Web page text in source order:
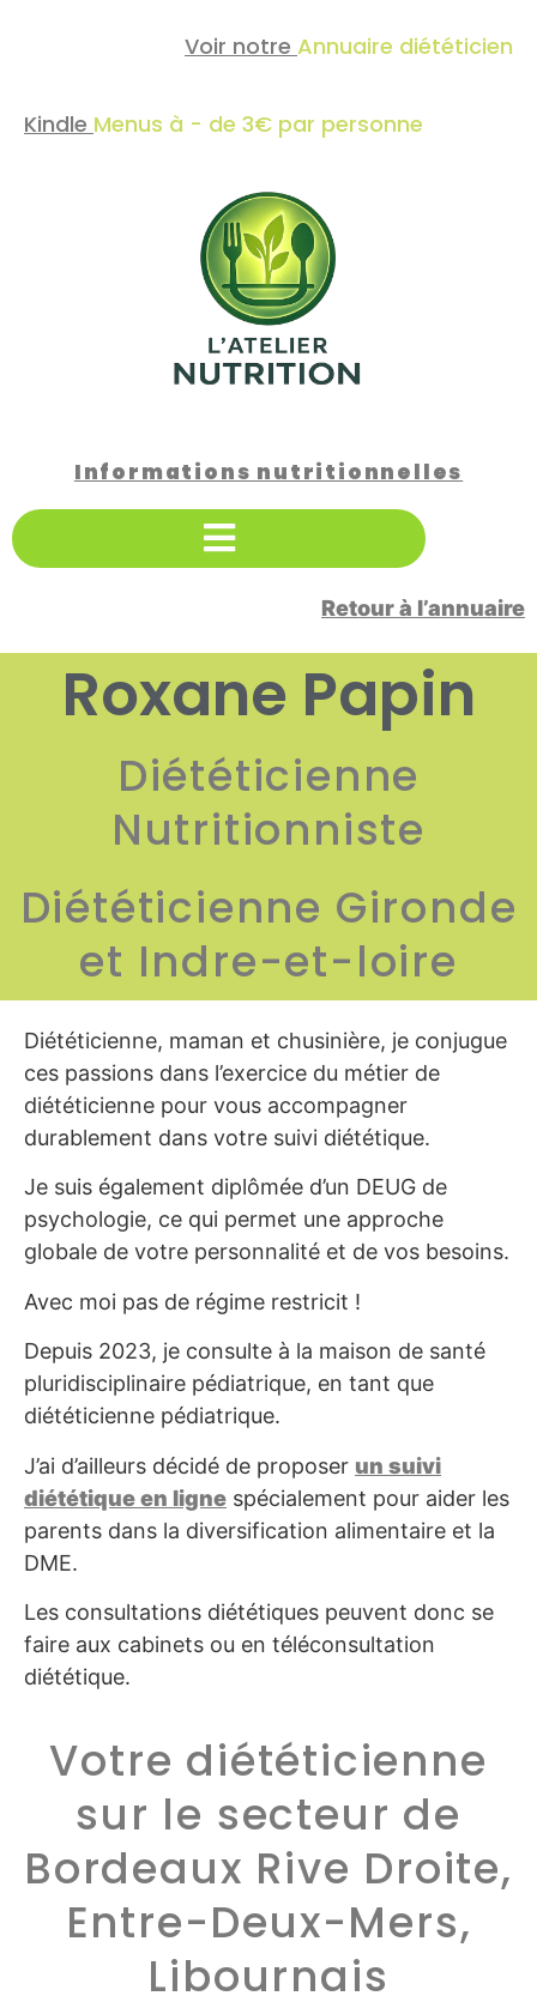
Voir notre Annuaire diététicien
Kindle Menus à - de 3€ par personne
Informations nutritionnelles
Retour à l’annuaire
Roxane Papin
Diététicienne
Nutritionniste
Diététicienne Gironde
et Indre-et-loire
Diététicienne, maman et chusinière, je conjugue
ces passions dans l’exercice du métier de
diététicienne pour vous accompagner
durablement dans votre suivi diététique.
Je suis également diplômée d’un DEUG de
psychologie, ce qui permet une approche
globale de votre personnalité et de vos besoins.
Avec moi pas de régime restricit !
Depuis 2023, je consulte à la maison de santé
pluridisciplinaire pédiatrique, en tant que
diététicienne pédiatrique.
J’ai d’ailleurs décidé de proposer un suivi
diététique en ligne spécialement pour aider les
parents dans la diversification alimentaire et la
DME.
Les consultations diététiques peuvent donc se
faire aux cabinets ou en téléconsultation
diététique.
Votre diététicienne
sur le secteur de
Bordeaux Rive Droite,
Entre-Deux-Mers,
Libournais